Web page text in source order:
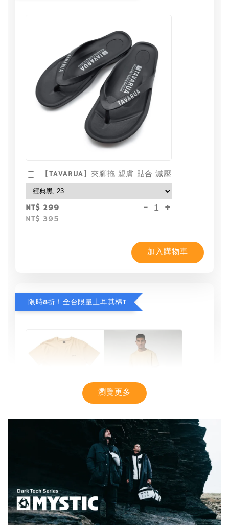
【TAVARUA】夾腳拖 親膚 貼合 減壓
NT$ 299
NT$ 395
- +
加入購物車
限時8折！全台限量土耳其棉T
【MYSTIC】潮流T恤 舒適涼感 土耳其棉
瀏覽更多